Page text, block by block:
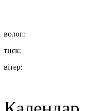
волог.:
тиск:
вітер: